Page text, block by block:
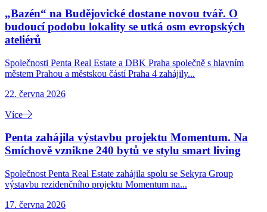
„Bazén“ na Budějovické dostane novou tvář. O
budoucí podobu lokality se utká osm evropských
ateliérů
Společnosti Penta Real Estate a DBK Praha společně s hlavním
městem Prahou a městskou částí Praha 4 zahájily...
22. června 2026
Více
Penta zahájila výstavbu projektu Momentum. Na
Smíchově vznikne 240 bytů ve stylu smart living
Společnost Penta Real Estate zahájila spolu se Sekyra Group
výstavbu rezidenčního projektu Momentum na...
17. června 2026